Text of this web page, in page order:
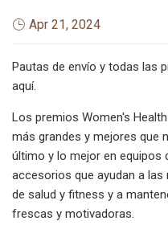
Apr 21, 2024
Pautas de envío y todas las
aquí.
Los premios Women's
más grandes y mejores que
último y lo mejor en equipos
accesorios que ayudan a
de salud y fitness y a
frescas y motivadoras.